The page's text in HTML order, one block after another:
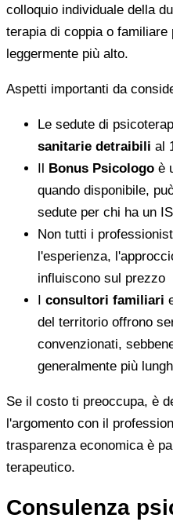
colloquio individuale della
terapia di coppia o familiare
leggermente più alto.
Aspetti importanti da
Le sedute di
sanitarie detraibili al
Il Bonus Psicologo è
quando disponibile,
sedute per chi ha un
Non tutti i
l'esperienza,
influiscono sul prezzo
I consultori familiari
del territorio offrono
convenzionati,
generalmente più
Se il costo ti preoccupa, è
l'argomento con il
trasparenza economica è
terapeutico.
Consulenza